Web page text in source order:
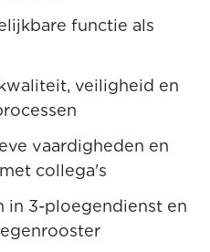
functie als
veiligheid en
vaardigheden en
collega's
in 3-ploegendienst en